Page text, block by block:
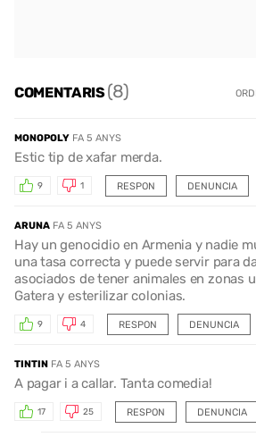
COMENTARIS(8)
MONOPOLY FA 5 ANYS
Estic tip de xafar merda.
RESPON
9 1 DENUNCIA
ARUNA FA 5 ANYS
Hay un genocidio en Armenia y nadie
una tasa correcta y puede servir para
asociados de tener animales en zonas
Gatera y esterilizar colonias.
RESPON
9 4 DENUNCIA
TINTIN FA 5 ANYS
A pagar i a callar. Tanta comedia!
RESPON
17 25 DENUNCIA